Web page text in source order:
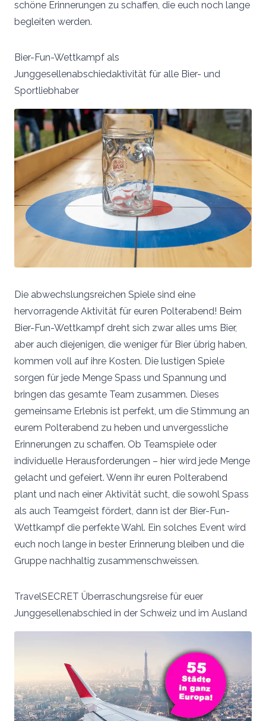
schöne Erinnerungen zu schaffen, die euch noch lange
begleiten werden.
Bier-Fun-Wettkampf als
Junggesellenabschiedaktivität für alle Bier- und
Sportliebhaber
Die abwechslungsreichen Spiele sind eine
hervorragende Aktivität für euren Polterabend! Beim
Bier-Fun-Wettkampf dreht sich zwar alles ums Bier,
aber auch diejenigen, die weniger für Bier übrig haben,
kommen voll auf ihre Kosten. Die lustigen Spiele
sorgen für jede Menge Spass und Spannung und
bringen das gesamte Team zusammen. Dieses
gemeinsame Erlebnis ist perfekt, um die Stimmung an
eurem Polterabend zu heben und unvergessliche
Erinnerungen zu schaffen. Ob Teamspiele oder
individuelle Herausforderungen – hier wird jede Menge
gelacht und gefeiert. Wenn ihr euren Polterabend
plant und nach einer Aktivität sucht, die sowohl Spass
als auch Teamgeist fördert, dann ist der Bier-Fun-
Wettkampf die perfekte Wahl. Ein solches Event wird
euch noch lange in bester Erinnerung bleiben und die
Gruppe nachhaltig zusammenschweissen.
TravelSECRET Überraschungsreise für euer
Junggesellenabschied in der Schweiz und im Ausland